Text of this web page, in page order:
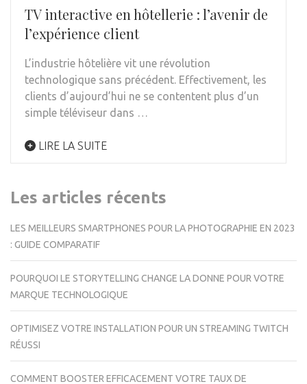
TV interactive en hôtellerie : l’avenir de
l’expérience client
L’industrie hôtelière vit une révolution
technologique sans précédent. Effectivement, les
clients d’aujourd’hui ne se contentent plus d’un
simple téléviseur dans …
LIRE LA SUITE
Les articles récents
LES MEILLEURS SMARTPHONES POUR LA PHOTOGRAPHIE EN 2023
: GUIDE COMPARATIF
POURQUOI LE STORYTELLING CHANGE LA DONNE POUR VOTRE
MARQUE TECHNOLOGIQUE
OPTIMISEZ VOTRE INSTALLATION POUR UN STREAMING TWITCH
RÉUSSI
COMMENT BOOSTER EFFICACEMENT VOTRE TAUX DE